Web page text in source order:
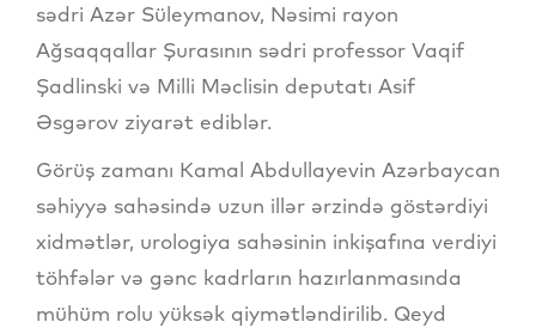
sədri Azər Süleymanov, Nəsimi rayon
Ağsaqqallar Şurasının sədri professor Vaqif
Şadlinski və Milli Məclisin deputatı Asif
Əsgərov ziyarət ediblər.
Görüş zamanı Kamal Abdullayevin Azərbaycan
səhiyyə sahəsində uzun illər ərzində göstərdiyi
xidmətlər, urologiya sahəsinin inkişafına verdiyi
töhfələr və gənc kadrların hazırlanmasında
mühüm rolu yüksək qiymətləndirilib. Qeyd